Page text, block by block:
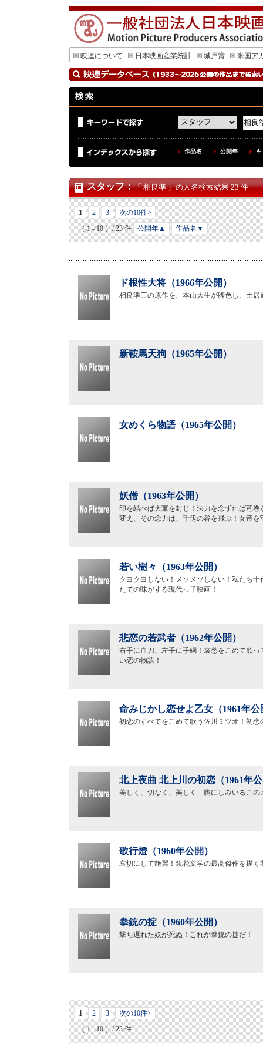
映連について 日本映画産業統計 城戸賞 米国ア
作品名 公開年
スタッフ：「 相良準 」の人名検索結果 23 件
1 2 3
次の10件>
（ 1 - 10 ）/ 23 件
公開年▲ 作品名▼
ド根性大将（1966年公開）
相良準三の原作を、本山大生が脚色し、土
新鞍馬天狗（1965年公開）
女めくら物語（1965年公開）
妖僧（1963年公開）
印を結べば大軍を封じ！法力を念ずれば竜
変え、その念力は、千仭の谷を飛ぶ！女帝
若い樹々（1963年公開）
クヨクヨしない！メソメソしない！私たち
たての味がする現代っ子映画！
悲恋の若武者（1962年公開）
右手に血刀、左手に手綱！哀愁をこめて歌
い恋の物語！
命みじかし恋せよ乙女（1961年公
初恋のすべてをこめて歌う佐川ミツオ！初
北上夜曲 北上川の初恋（1961年
美しく、切なく、美しく 胸にしみいるこ
歌行燈（1960年公開）
哀切にして艶麗！鏡花文学の最高傑作を描
拳銃の掟（1960年公開）
撃ち遅れた奴が死ぬ！これが拳銃の掟だ！
1 2 3
次の10件>
（ 1 - 10 ）/ 23 件